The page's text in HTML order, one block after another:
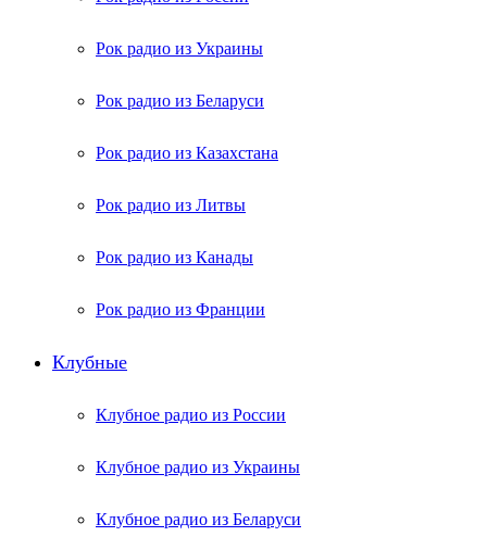
Рок радио из Украины
Рок радио из Беларуси
Рок радио из Казахстана
Рок радио из Литвы
Рок радио из Канады
Рок радио из Франции
Клубные
Клубное радио из России
Клубное радио из Украины
Клубное радио из Беларуси